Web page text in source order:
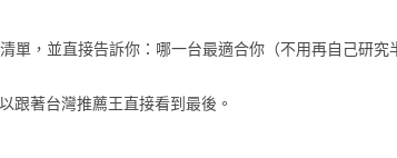
單，並直接告訴你：哪一台最適合你（不用再自己研究
跟著台灣推薦王直接看到最後。